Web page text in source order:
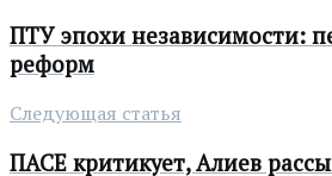
ПТУ эпохи независимости:
реформ
Следующая статья
ПАСЕ критикует, Алиев